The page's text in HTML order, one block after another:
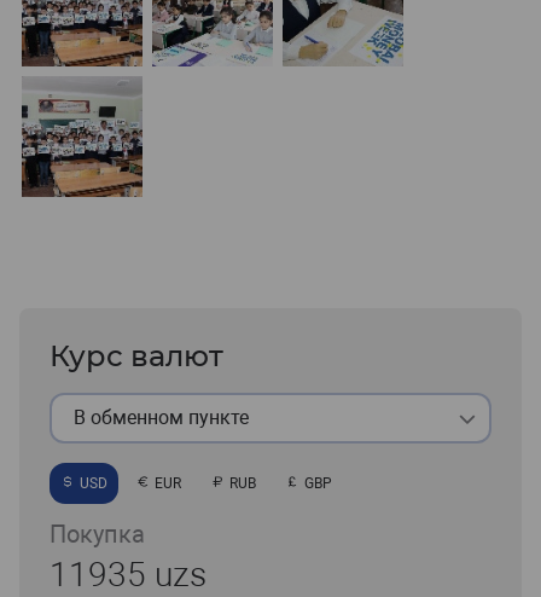
Курс валют
В обменном пункте
USD EUR RUB GBP
Покупка
11935 uzs